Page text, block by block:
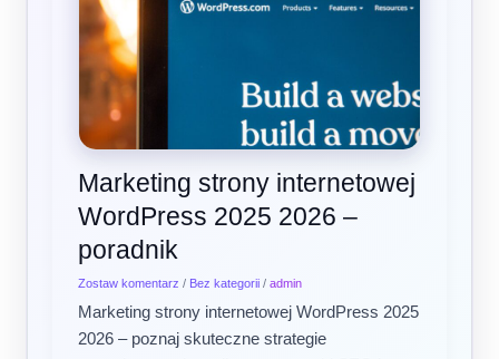
Marketing strony internetowej
WordPress 2025 2026 –
poradnik
Zostaw komentarz / Bez kategorii/ admin
Marketing strony internetowej WordPress 2025
2026 – poznaj skuteczne strategie
2025
2026
poradnik